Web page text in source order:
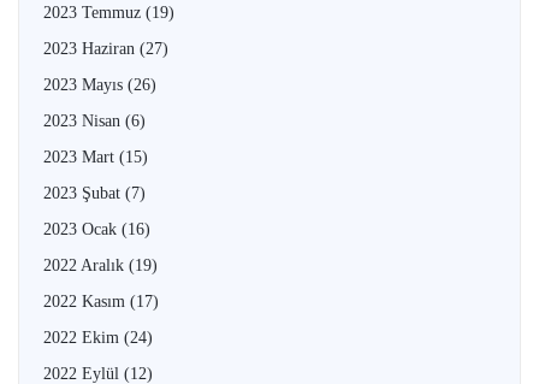
2023 Temmuz (19)
2023 Haziran (27)
2023 Mayıs (26)
2023 Nisan (6)
2023 Mart (15)
2023 Şubat (7)
2023 Ocak (16)
2022 Aralık (19)
2022 Kasım (17)
2022 Ekim (24)
2022 Eylül (12)